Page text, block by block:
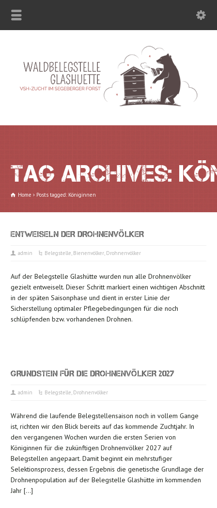
TAG ARCHIVES:
Home Posts tagged: Königinnen
ENTWEISELN DER DROHNENVÖLKER
admin Belegstelle, Bienenvölker, Drohnenvölker
Auf der Belegstelle Glashütte wurden nun alle Drohnenvölker
gezielt entweiselt. Dieser Schritt markiert einen wichtigen Abschnitt
in der späten Saisonphase und dient in erster Linie der
Sicherstellung optimaler Pflegebedingungen für die noch
schlüpfenden bzw. vorhandenen Drohnen.
GRUNDSTEIN FÜR DIE DROHNENVÖLKER 2027
admin Belegstelle, Drohnenvölker
Während die laufende Belegstellensaison noch in vollem Gange
ist, richten wir den Blick bereits auf das kommende Zuchtjahr. In
den vergangenen Wochen wurden die ersten Serien von
Königinnen für die zukünftigen Drohnenvölker 2027 auf
Belegstellen angepaart. Damit beginnt ein mehrstufiger
Selektionsprozess, dessen Ergebnis die genetische Grundlage der
Drohnenpopulation auf der Belegstelle Glashütte im kommenden
Jahr […]